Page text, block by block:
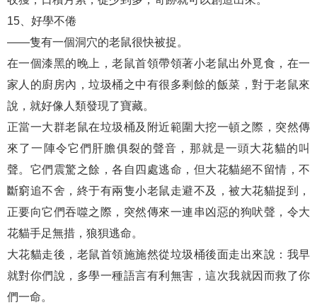
15、好學不倦
——隻有一個洞穴的老鼠很快被捉。
在一個漆黑的晚上，老鼠首領帶領著小老鼠出外覓食，在一
家人的廚房內，垃圾桶之中有很多剩餘的飯菜，對于老鼠來
說，就好像人類發現了寶藏。
正當一大群老鼠在垃圾桶及附近範圍大挖一頓之際，突然傳
來了一陣令它們肝膽俱裂的聲音，那就是一頭大花貓的叫
聲。它們震驚之餘，各自四處逃命，但大花貓絕不留情，不
斷窮追不舍，終于有兩隻小老鼠走避不及，被大花貓捉到，
正要向它們吞噬之際，突然傳來一連串凶惡的狗吠聲，令大
花貓手足無措，狼狽逃命。
大花貓走後，老鼠首領施施然從垃圾桶後面走出來說：我早
就對你們說，多學一種語言有利無害，這次我就因而救了你
們一命。